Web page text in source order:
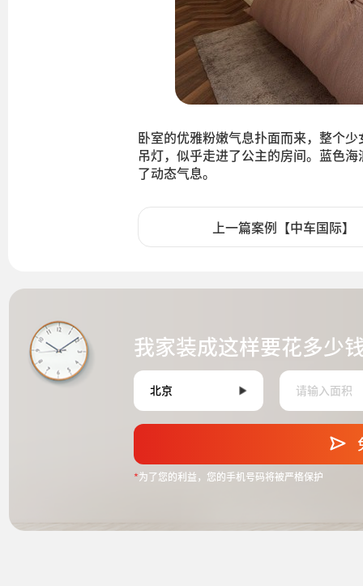
卧室的优雅粉嫩气息扑面而来，整个
吊灯，似乎走进了公主的房间。蓝色
了动态气息。
上一篇案例【中车国际】
我家装成这样要花多少
*为了您的利益，您的手机号码将被严格保护